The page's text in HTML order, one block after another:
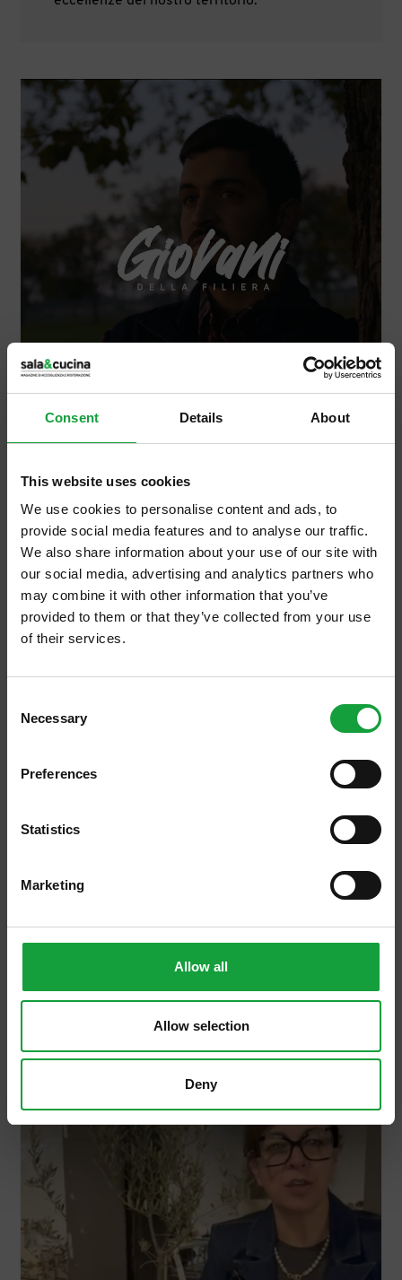
Consent Details About
This website uses cookies
We use cookies to personalise content and ads, to
provide social media features and to analyse our traffic.
We also share information about your use of our site with
our social media, advertising and analytics partners who
may combine it with other information that you’ve
provided to them or that they’ve collected from your use
of their services.
Selection
Necessary
Preferences
Statistics
Marketing
Allow all
Allow selection
Deny
Giovani della Filiera - Manuel
Giovani della Filiera – Serena
ISCRIVITI ALLA NEWSLETTER
Resta aggiornato su tutte le ultime novita nel campo